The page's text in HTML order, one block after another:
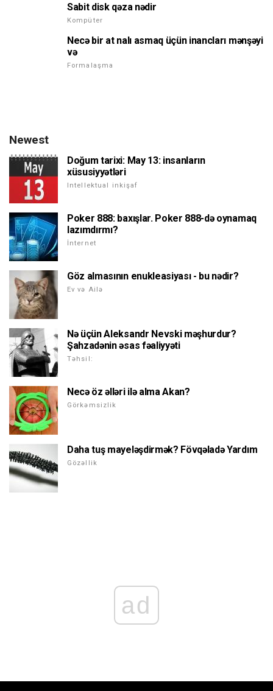
Sabit disk qəza nədir
Kompüter
Necə bir at nalı asmaq üçün inancları mənşəyi
və
Formalaşma
Newest
Doğum tarixi: May 13: insanların
xüsusiyyətləri
Intellektual inkişaf
Poker 888: baxışlar. Poker 888-də oynamaq
lazımdırmı?
İnternet
Göz almasının enukleasiyası - bu nədir?
Ev və Ailə
Nə üçün Aleksandr Nevski məşhurdur?
Şahzadənin əsas fəaliyyəti
Təhsil:
Necə öz əlləri ilə alma Akan?
Görkəmsizlik
Daha tuş mayeləşdirmək? Fövqəladə Yardım
Gözəllik
ad